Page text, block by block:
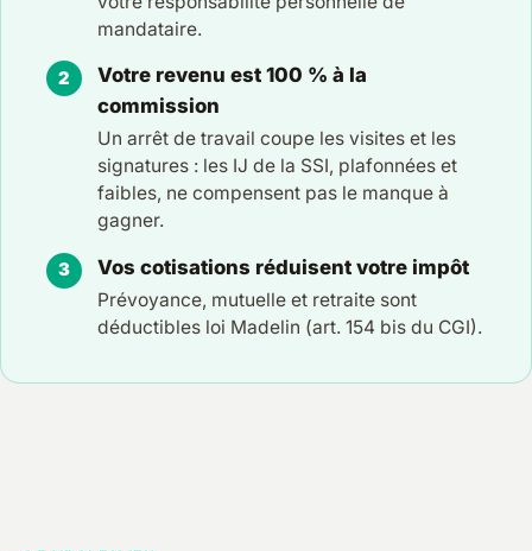
mandataire.
Votre revenu est 100 % à la
commission
Un arrêt de travail coupe les visites et les
signatures : les IJ de la SSI, plafonnées et
faibles, ne compensent pas le manque à
gagner.
Vos cotisations réduisent votre impôt
Prévoyance, mutuelle et retraite sont
déductibles loi Madelin (art. 154 bis du CGI).